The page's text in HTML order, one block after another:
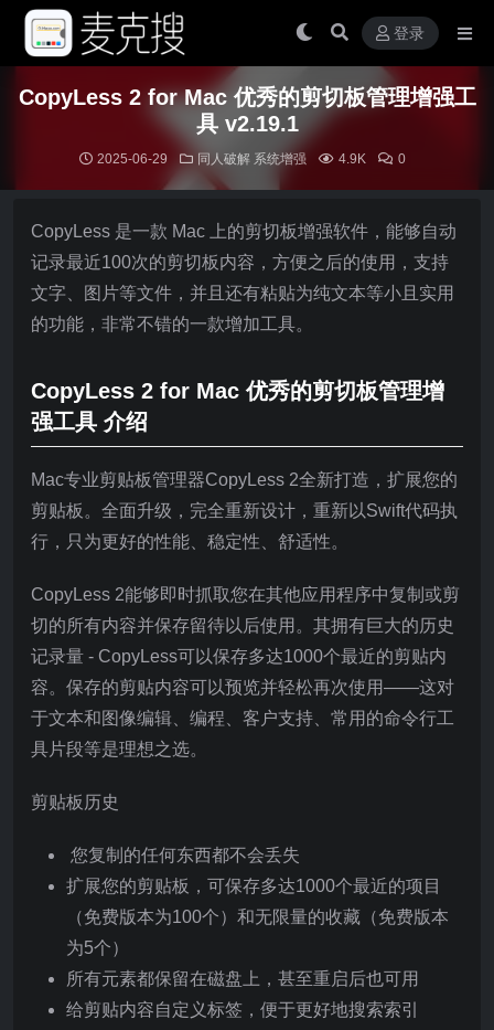
登录
CopyLess 2 for Mac 优秀的剪切板管理增强工
具 v2.19.1
2025-06-29 同人破解 系统增强 4.9K 0
CopyLess 是一款 Mac 上的剪切板增强软件，能够自动
记录最近100次的剪切板内容，方便之后的使用，支持
文字、图片等文件，并且还有粘贴为纯文本等小且实用
的功能，非常不错的一款增加工具。
CopyLess 2 for Mac 优秀的剪切板管理增
强工具 介绍
Mac专业剪贴板管理器CopyLess 2全新打造，扩展您的
剪贴板。全面升级，完全重新设计，重新以Swift代码执
行，只为更好的性能、稳定性、舒适性。
CopyLess 2能够即时抓取您在其他应用程序中复制或剪
切的所有内容并保存留待以后使用。其拥有巨大的历史
记录量 - CopyLess可以保存多达1000个最近的剪贴内
容。保存的剪贴内容可以预览并轻松再次使用——这对
于文本和图像编辑、编程、客户支持、常用的命令行工
具片段等是理想之选。
剪贴板历史
您复制的任何东西都不会丢失
扩展您的剪贴板，可保存多达1000个最近的项目
（免费版本为100个）和无限量的收藏（免费版本
为5个）
所有元素都保留在磁盘上，甚至重启后也可用
给剪贴内容自定义标签，便于更好地搜索索引